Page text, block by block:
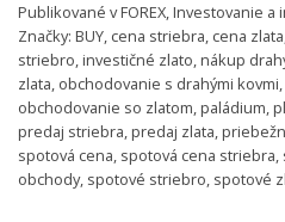
Publikované vFOREX,Investovanie a
Značky: BUY, cena striebra, cena zlata
striebro,investičné zlato,nákup
zlata, obchodovanie s drahými kovmi,
obchodovanie so zlatom,paládium,
predaj striebra,predaj zlata,
spotová cena, spotová cena striebra,
obchody, spotové striebro, spotové